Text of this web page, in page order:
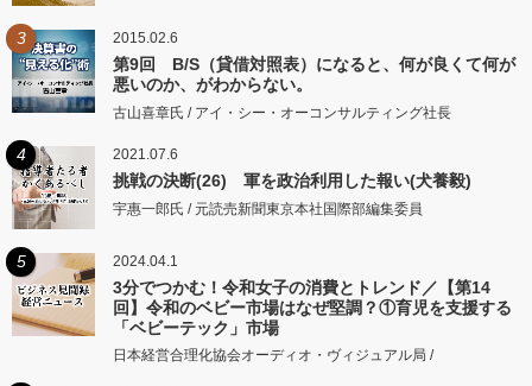
3 2015.02.6
第9回 B/S（貸借対照表）になると、何が良くて何が
悪いのか、がわからない。
古山喜章氏 / アイ・シー・オーコンサルティング社長
4 2021.07.6
挑戦の決断(26) 軍を政治利用した報い(犬養毅)
宇惠一郎氏 / 元読売新聞東京本社国際部編集委員
5 2024.04.1
3分でつかむ！令和女子の消費とトレンド／【第14
回】令和のベビー市場はなぜ堅調？①育児を支援する
「ベビーテック」市場
日本経営合理化協会オーディオ・ヴィジュアル局 /